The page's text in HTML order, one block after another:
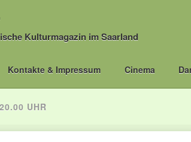
Kulturmagazin im Saarland
Kontakte & Impressum Cinema
UHR